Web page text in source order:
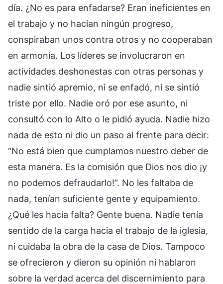
día. ¿No es para enfadarse? Eran ineficientes en
el trabajo y no hacían ningún progreso,
conspiraban unos contra otros y no cooperaban
en armonía. Los líderes se involucraron en
actividades deshonestas con otras personas y
nadie sintió apremio, ni se enfadó, ni se sintió
triste por ello. Nadie oró por ese asunto, ni
consultó con lo Alto o le pidió ayuda. Nadie hizo
nada de esto ni dio un paso al frente para decir:
“No está bien que cumplamos nuestro deber de
esta manera. Es la comisión que Dios nos dio ¡y
no podemos defraudarlo!”. No les faltaba de
nada, tenían suficiente gente y equipamiento.
¿Qué les hacía falta? Gente buena. Nadie tenía
sentido de la carga hacia el trabajo de la iglesia,
ni cuidaba la obra de la casa de Dios. Tampoco
se ofrecieron y dieron su opinión ni hablaron
sobre la verdad acerca del discernimiento para